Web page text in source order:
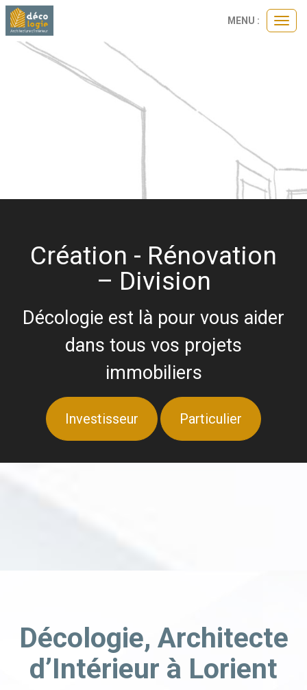
MENU :
Création - Rénovation
– Division
Décologie est là pour vous aider
dans tous vos projets
immobiliers
Investisseur Particulier
Décologie, Architecte
d’Intérieur à Lorient
Panneau de gestion des cookies